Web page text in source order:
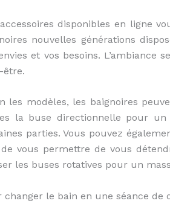
disponibles en ligne
nouvelles générations
et vos besoins.
être.
les modèles, les baignoires
la buse directionnelle pour
parties. Vous pouvez
vous permettre de vous
les buses rotatives pour un
changer le bain en une séance de